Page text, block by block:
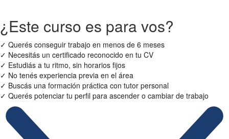
¿Este curso es para vos?
✓ Querés conseguir trabajo en menos de 6 meses
✓ Necesitás un certificado reconocido en tu CV
✓ Estudiás a tu ritmo, sin horarios fijos
✓ No tenés experiencia previa en el área
✓ Buscás una formación práctica con tutor personal
✓ Querés potenciar tu perfil para ascender o cambiar de trabajo